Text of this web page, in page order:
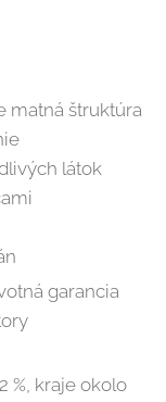
matná štruktúra
látok
garancia
%, kraje okolo